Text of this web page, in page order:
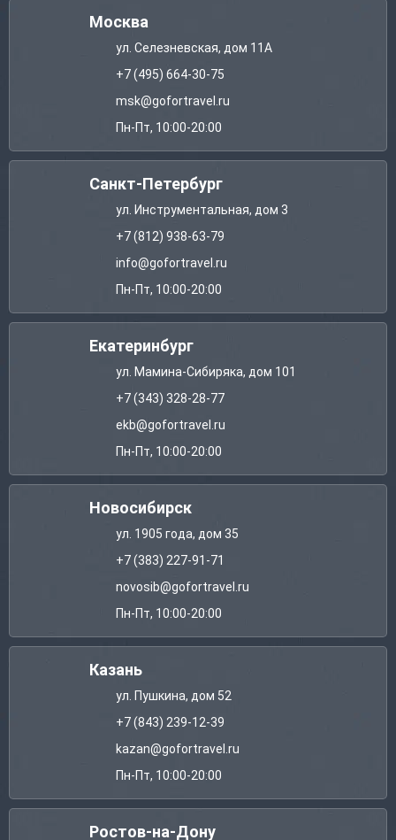
Москва
ул. Селезневская, дом 11А
+7 (495) 664-30-75
msk@gofortravel.ru
Пн-Пт, 10:00-20:00
Санкт-Петербург
ул. Инструментальная, дом 3
+7 (812) 938-63-79
info@gofortravel.ru
Пн-Пт, 10:00-20:00
Екатеринбург
ул. Мамина-Сибиряка, дом 101
+7 (343) 328-28-77
ekb@gofortravel.ru
Пн-Пт, 10:00-20:00
Новосибирск
ул. 1905 года, дом 35
+7 (383) 227-91-71
novosib@gofortravel.ru
Пн-Пт, 10:00-20:00
Казань
ул. Пушкина, дом 52
+7 (843) 239-12-39
kazan@gofortravel.ru
Пн-Пт, 10:00-20:00
Ростов-на-Дону